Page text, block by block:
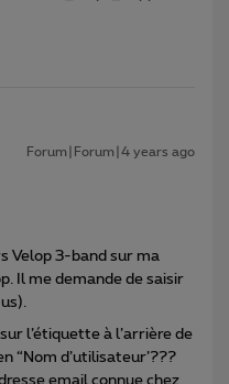
Forum|Forum|4 years ago
Velop 3-band sur ma
Il me demande de saisir
l’étiquette à l’arrière de
“Nom d’utilisateur’???
email connue chez